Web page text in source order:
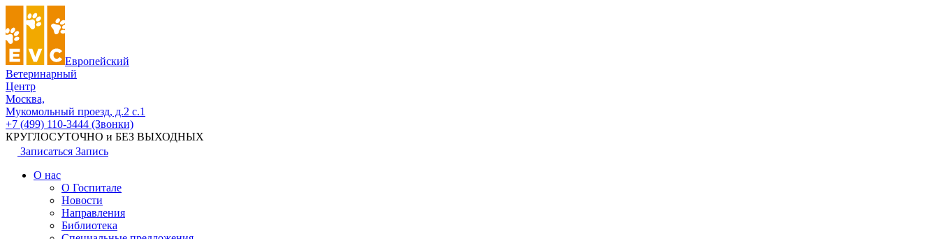
Европейский
Ветеринарный
Центр
Москва,
Мукомольный проезд, д.2 с.1
+7 (499) 110-3444 (Звонки)
КРУГЛОСУТОЧНО и БЕЗ ВЫХОДНЫХ
Записаться Запись
О нас
О Госпитале
Новости
Направления
Библиотека